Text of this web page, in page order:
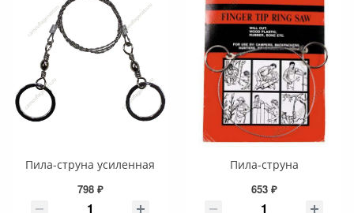
Пила-струна усиленная
798 ₽
Пила-струна
653 ₽